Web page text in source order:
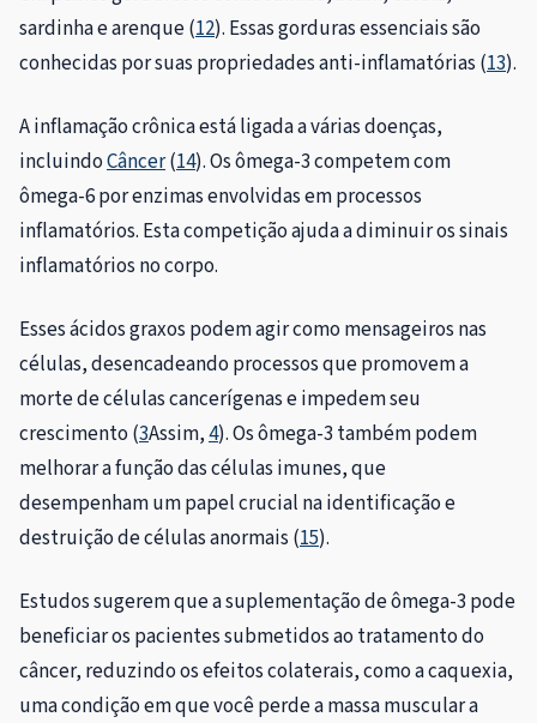
sardinha e arenque (12). Essas gorduras essenciais são
conhecidas por suas propriedades anti-inflamatórias (13).
A inflamação crônica está ligada a várias doenças,
incluindoCâncer(14). Os ômega-3 competem com
ômega-6 por enzimas envolvidas em processos
inflamatórios. Esta competição ajuda a diminuir os sinais
inflamatórios no corpo.
Esses ácidos graxos podem agir como mensageiros nas
células, desencadeando processos que promovem a
morte de células cancerígenas e impedem seu
crescimento (3Assim,4). Os ômega-3 também podem
melhorar a função das células imunes, que
desempenham um papel crucial na identificação e
destruição de células anormais (15).
Estudos sugerem que a suplementação de ômega-3 pode
beneficiar os pacientes submetidos ao tratamento do
câncer, reduzindo os efeitos colaterais, como a caquexia,
uma condição em que você perde a massa muscular a